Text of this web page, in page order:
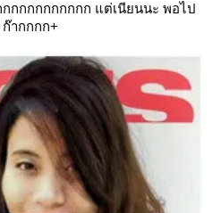
กกกกกกกกกก แต่เนียนนะ พอไป
ากกกก+